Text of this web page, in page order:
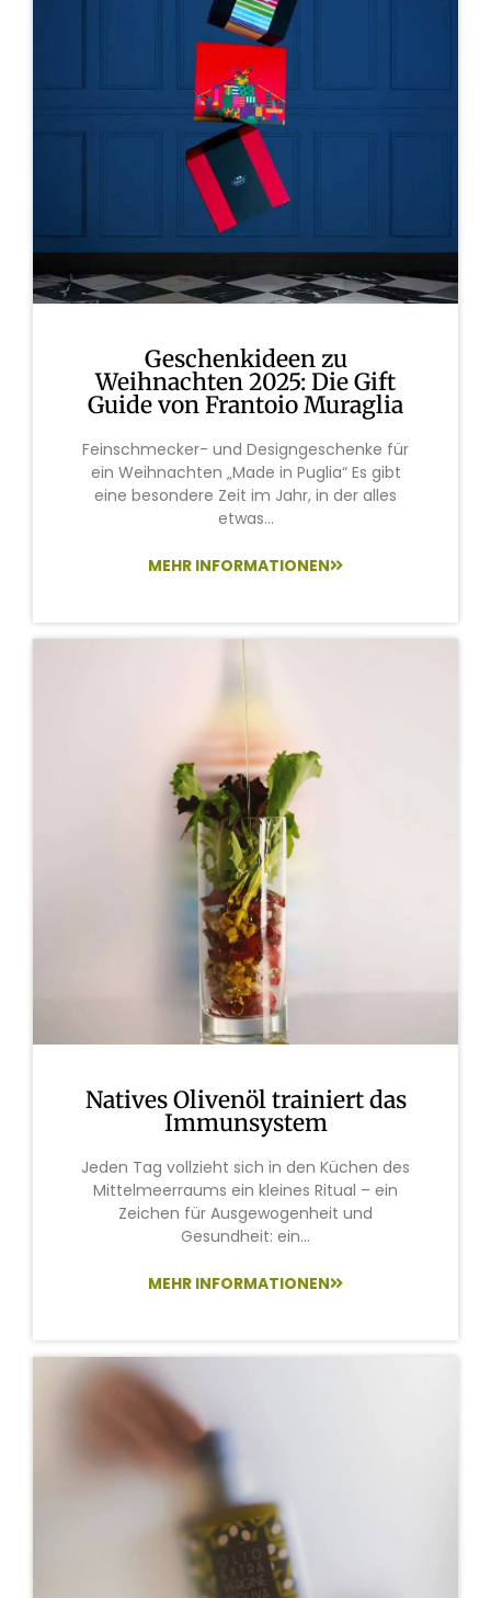
Geschenkideen zu
Weihnachten 2025: Die Gift
Guide von Frantoio Muraglia
Feinschmecker- und Designgeschenke für
ein Weihnachten „Made in Puglia“ Es gibt
eine besondere Zeit im Jahr, in der alles
etwas...
MEHR INFORMATIONEN
Natives Olivenöl trainiert das
Immunsystem
Jeden Tag vollzieht sich in den Küchen des
Mittelmeerraums ein kleines Ritual – ein
Zeichen für Ausgewogenheit und
Gesundheit: ein...
MEHR INFORMATIONEN